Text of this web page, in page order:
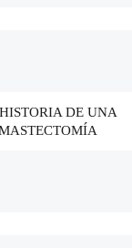
DE UNA